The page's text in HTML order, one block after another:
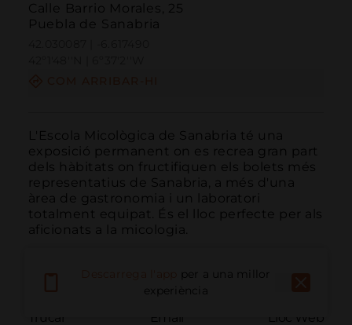
Calle Barrio Morales, 25
Puebla de Sanabria
L'Escola Micològica de Sanabria té una
exposició permanent on es recrea gran part
dels hàbitats on fructifiquen els bolets més
representatius de Sanabria, a més d'una
àrea de gastronomia i un laboratori
totalment equipat. És el lloc perfecte per als
aficionats a la micologia.
Trucar Email Lloc Web
per a una millor
experiència